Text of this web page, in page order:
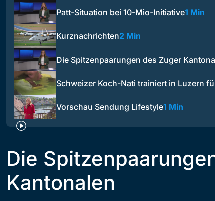
Patt-Situation bei 10-Mio-Initiative1 Min
Kurznachrichten2 Min
Die Spitzenpaarungen des Zuger
Schweizer Koch-Nati trainiert in Luzern
Vorschau Sendung Lifestyle1 Min
Die
Kantonalen